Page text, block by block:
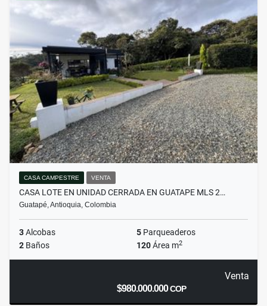
CASA CAMPESTRE VENTA
CASA LOTE EN UNIDAD CERRADA EN GUATAPE MLS 2…
Guatapé, Antioquia, Colombia
3Alcobas 5 Parqueaderos
2 Baños 120Área m2
Venta
$980.000.000COP